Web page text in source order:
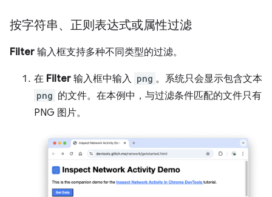
按字符串、正则表达式或属性过滤
Filter 输入框支持多种不同类型的过滤。
在 Filter 输入框中输入 png 。系统只会显示包含文本
png 的文件。在本例中，与过滤条件匹配的文件只有
PNG 图片。